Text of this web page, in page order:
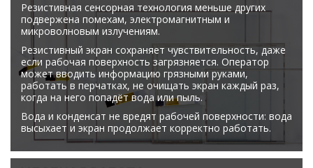
Резистивная сенсорная технология меньше других
подвержена помехам, электромагнитным и
микроволновым излучениям.
Резистивный экран сохраняет чувствительность, даже
если рабочая поверхность загрязняется. Оператор
может вводить информацию грязными руками,
работать в перчатках, не очищать экран каждый раз,
когда на него попадёт вода или пыль.
Вода и конденсат не вредят рабочей поверхности: вода
высыхает и экран продолжает корректно работать.